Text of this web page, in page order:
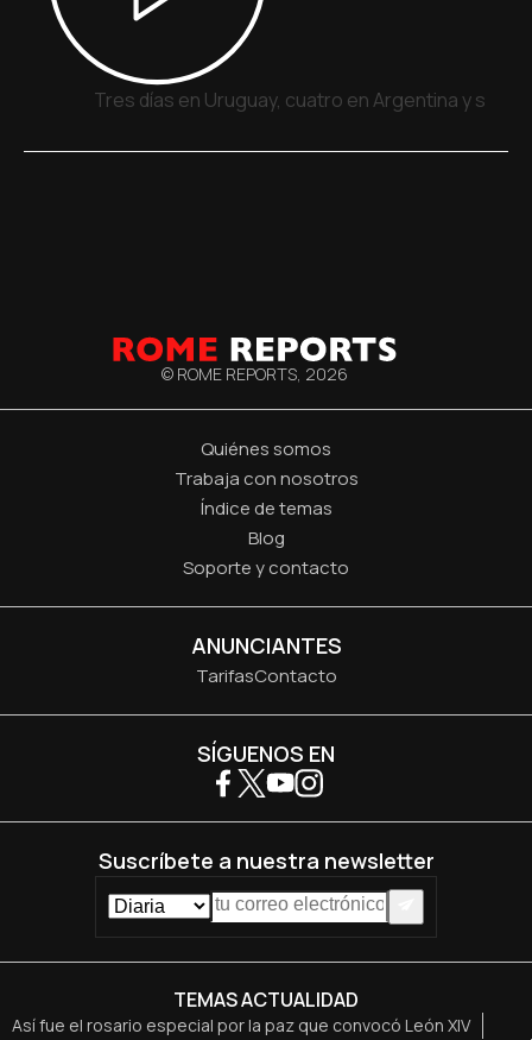
Tres días en Uruguay, cuatro en Argentina y
© ROME REPORTS, 2026
Quiénes somos
Trabaja con nosotros
Índice de temas
Blog
Soporte y contacto
ANUNCIANTES
TarifasContacto
TEMAS ACTUALIDAD
Así fue el rosario especial por la paz que convocó León XIV
SÍGUENOS EN
Suscríbete a nuestra newsletter